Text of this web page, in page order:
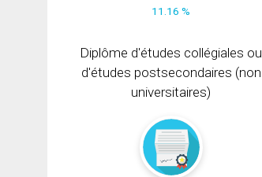
11.16 %
Diplôme d'études collégiales ou
d'études postsecondaires (non
universitaires)